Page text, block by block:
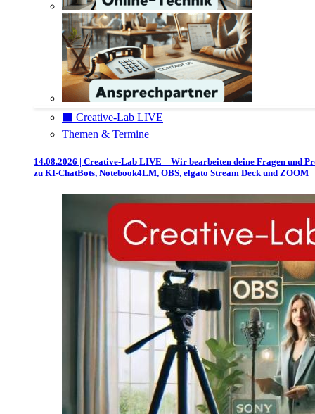
⬛️ Creative-Lab LIVE
Themen & Termine
14.08.2026 | Creative-Lab LIVE – Wir bearbeiten deine Fragen und
zu KI-ChatBots, Notebook4LM, OBS, elgato Stream Deck und ZOOM